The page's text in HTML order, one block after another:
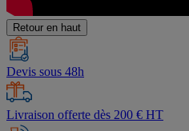
Retour en haut
Devis sous 48h
Livraison offerte dès 200 € HT